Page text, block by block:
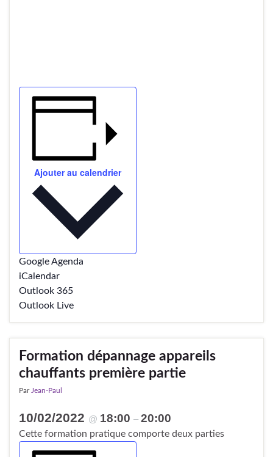
Ajouter au calendrier
Google Agenda
iCalendar
Outlook 365
Outlook Live
Formation dépannage appareils
chauffants première partie
Par Jean-Paul
10/02/2022 @ 18:00 – 20:00
Cette formation pratique comporte deux parties